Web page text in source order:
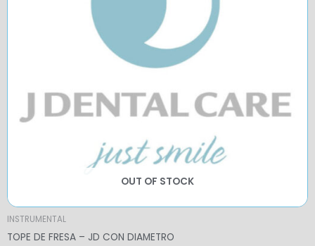
OUT OF STOCK
INSTRUMENTAL
TOPE DE FRESA – JD CON DIAMETRO